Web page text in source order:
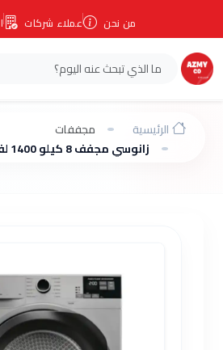
من نحن عملاء شركات
الرئيسية
مجففات
زانوسي مجفف 8 كيلو 1400 لفه انفرتر سيلفر ZW6C4826CS